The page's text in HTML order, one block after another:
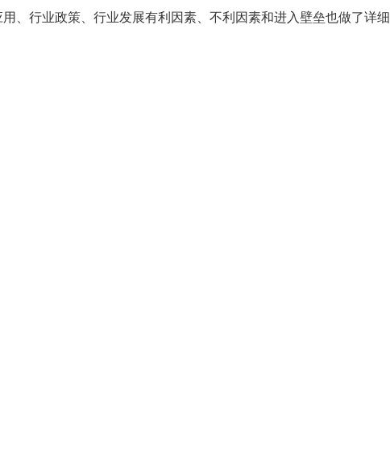
、行业政策、行业发展有利因素、不利因素和进入壁垒也做了详细